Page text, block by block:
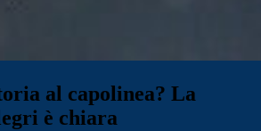
al capolinea? La
è chiara